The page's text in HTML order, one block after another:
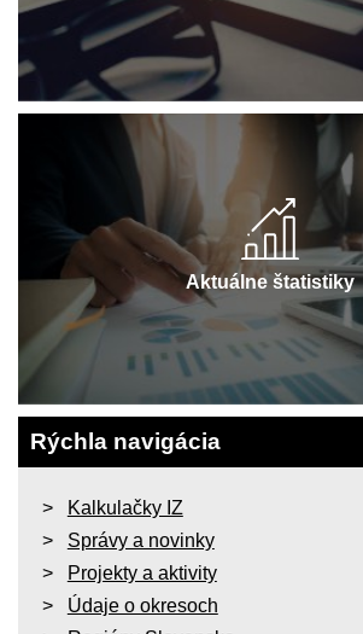
Aktuálne štatistiky
Rýchla navigácia
Kalkulačky IZ
Správy a novinky
Projekty a aktivity
Údaje o okresoch